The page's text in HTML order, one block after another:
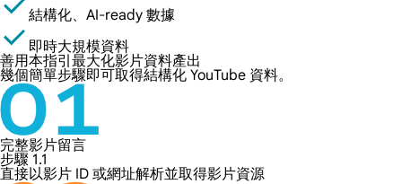
結構化、AI-ready 數據
即時大規模資料
善用本指引最大化影片資料產出
幾個簡單步驟即可取得結構化 YouTube 資料。
完整影片留言
步驟 1.1
直接以影片 ID 或網址解析並取得影片資源